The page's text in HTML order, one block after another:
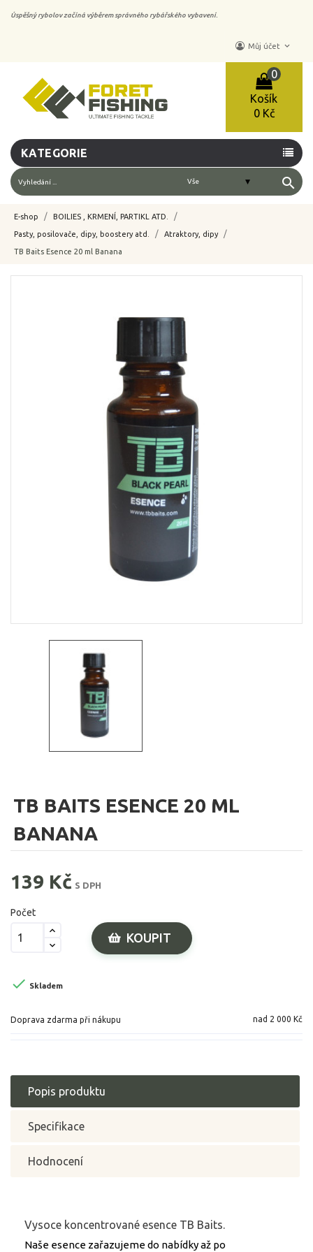
Úspěšný rybolov začíná výběrem správného rybářského vybavení.
Můj účet keyboard_arrow_down
Košík
0
0 Kč
KATEGORIE
search
E-shop BOILIES , KRMENÍ, PARTIKL ATD.
Pasty, posilovače, dipy, boostery atd. Atraktory, dipy
TB Baits Esence 20 ml Banana
TB BAITS ESENCE 20 ML
BANANA
139 Kč S DPH
Počet
KOUPIT
 Skladem
Doprava zdarma při nákupu nad 2 000 Kč
Popis produktu
Specifikace
Hodnocení
Vysoce koncentrované esence TB Baits.
Naše esence zařazujeme do nabídky až po